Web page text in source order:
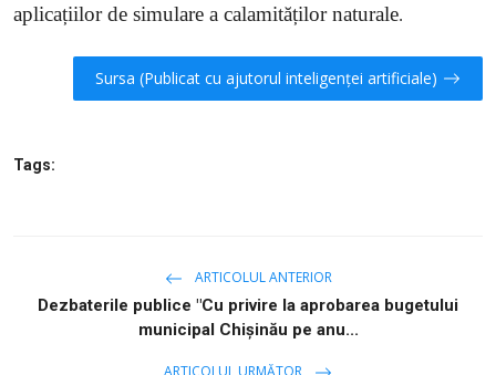
aplicațiilor de simulare a calamităților naturale.
Sursa (Publicat cu ajutorul inteligenței artificiale)
Tags:
ARTICOLUL ANTERIOR
Dezbaterile publice "Cu privire la aprobarea bugetului
municipal Chișinău pe anu...